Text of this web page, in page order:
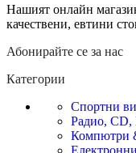
Нашият онлайн
качествени, евтини
Абонирайте се за нас
Категории
Спортни
Радио, CD,
Компютри